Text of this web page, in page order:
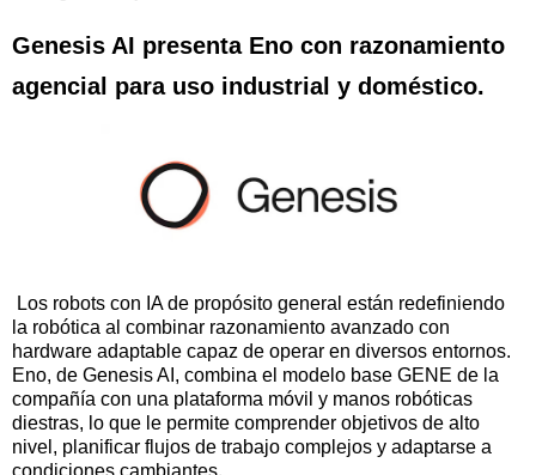
Genesis AI presenta Eno con razonamiento
agencial para uso industrial y doméstico.
Los robots con IA de propósito general están redefiniendo
la robótica al combinar razonamiento avanzado con
hardware adaptable capaz de operar en diversos entornos.
Eno, de Genesis AI, combina el modelo base GENE de la
compañía con una plataforma móvil y manos robóticas
diestras, lo que le permite comprender objetivos de alto
nivel, planificar flujos de trabajo complejos y adaptarse a
condiciones cambiantes.